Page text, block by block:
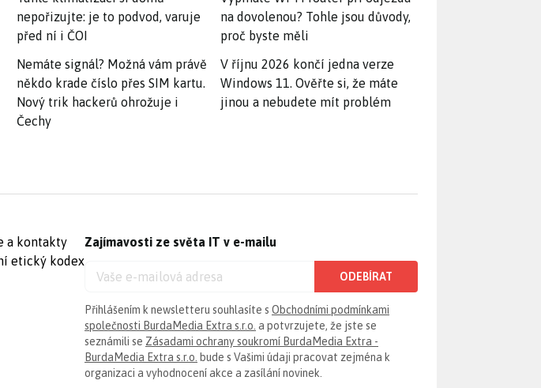
nepořizujte: je to podvod, varuje
před ní i ČOI
Nemáte signál? Možná vám právě
někdo krade číslo přes SIM kartu.
Nový trik hackerů ohrožuje i
Čechy
na dovolenou? Tohle jsou důvody,
proč byste měli
V říjnu 2026 končí jedna verze
Windows 11. Ověřte si, že máte
jinou a nebudete mít problém
a kontakty
etický kodex
Zajímavosti ze světa IT v e-mailu
ODEBÍRAT
Přihlášením k newsletteru souhlasíte s Obchodními podmínkami
společnosti BurdaMedia Extra s.r.o. a potvrzujete, že jste se
seznámili se Zásadami ochrany soukromí BurdaMedia Extra -
BurdaMedia Extra s.r.o. bude s Vašimi údaji pracovat zejména k
organizaci a vyhodnocení akce a zasílání novinek.